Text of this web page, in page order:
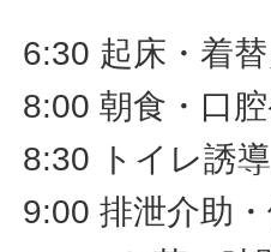
6:30 起床・着
8:00 朝食・口
8:30 トイレ誘導
9:00 排泄介助